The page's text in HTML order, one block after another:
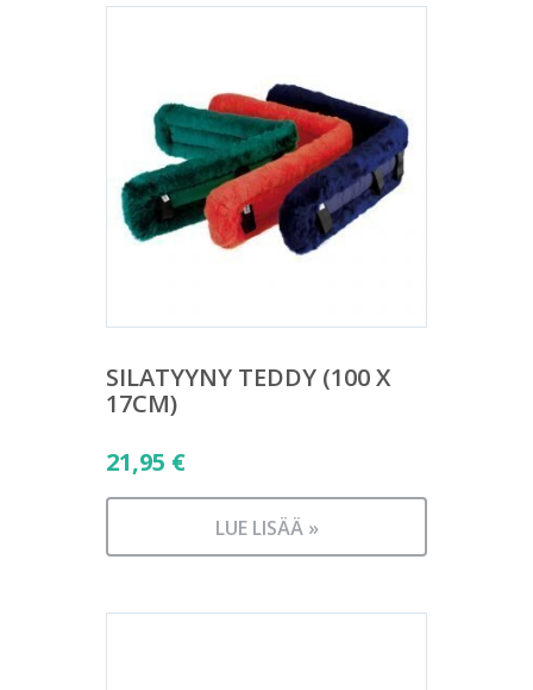
SILATYYNY TEDDY (100 X
17CM)
21,95 €
LUE LISÄÄ »